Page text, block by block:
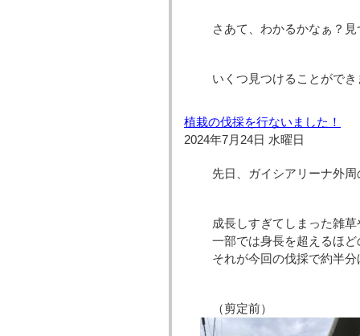
さあて、わかるかなぁ？
いくつ見つけることがで
植栽の伐採を行ないました！
2024年7月24日 水曜日
先日、ガイシアリーナ外
成長しすぎてしまった雑
一部では身長を超えるほど
それが今回の伐採で約半分
（剪定前